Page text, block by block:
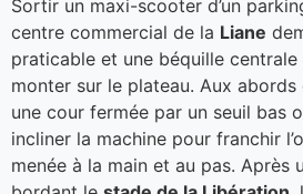
Sortir un maxi-scooter d’un
centre commercial de la Liane
praticable et une béquille
monter sur le plateau. Aux abords
une cour fermée par un seuil bas
incliner la machine pour franchir
menée à la main et au pas. Après